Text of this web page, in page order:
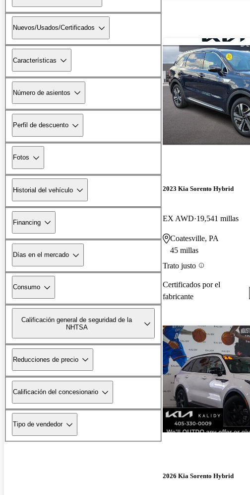
Nuevos/Usados/Certificados
Características
Número de asientos
Perfil de descuento
Fotos
Historial del vehículo
Financing
Días en el mercado
Consumo
Calificación general de seguridad de la
NHTSA
Reducciones de precio
Calificación del concesionario
Tipo de vendedor
2023 Kia Sorento Hybrid
EX AWD 19,541 millas
Coatesville, PA
45 millas
Trato justo
Certificados por el
fabricante
2026 Kia Sorento Hybrid